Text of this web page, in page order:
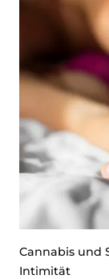
Cannabis und
Intimität